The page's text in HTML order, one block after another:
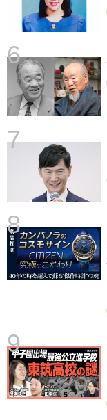
6
7
8
9